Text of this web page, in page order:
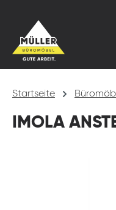
Startseite
IMOLA